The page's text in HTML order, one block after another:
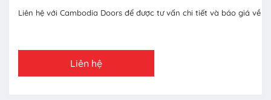
Liên hệ với Cambodia Doors để được tư vấn chi tiết và báo giá về
Liên hệ